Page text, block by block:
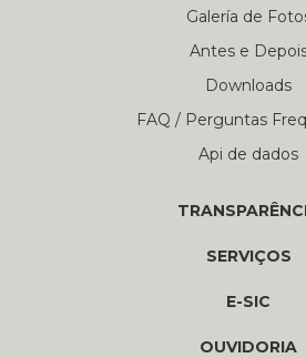
Galería de
Antes e
Downloads
FAQ / Perguntas
Api de dados
SERVIÇOS
E-SIC
OUVIDORIA